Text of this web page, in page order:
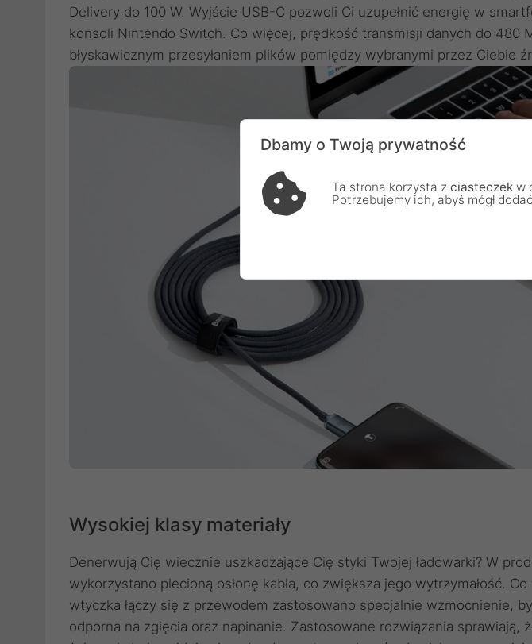
Delivery do 100 W. Wyjście USB-C pozwoli Ci uzupełnić energię w
konsoli Nintendo Switch. Co więcej, prędkość transmisji danych do 480
błyskawicznym przesyłaniem plików pomiędzy wybranymi przez Ciebie
Wysokiej klasy materiały
Denerwują Cię wiecznie uszkadzające Cię styki Twojej ładowarki? W
wykorzystano plecioną osłonę kabla, co zwiększa jego wytrzymałość.
wtyczka łączy się z przewodem zastosowano specjalnie wzmocnienie, by
odporna na zgięcia oraz napinanie. Zastosowane rozwiązania sprawiają,
Dbamy o Twoją prywatność
Ta strona korzysta z ciasteczek w
Potrzebujemy ich, abyś mógł